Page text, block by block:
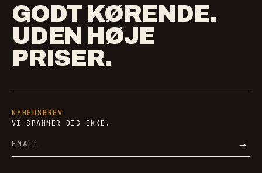
GODT KØRENDE.
UDEN HØJE
PRISER.
NYHEDSBREV
VI SPAMMER DIG IKKE.
→